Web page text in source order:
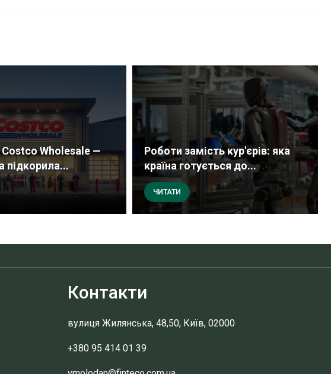
Wholesale —
підкорила...
Роботи замість кур'єрів: яка
країна готується до...
ЧИТАТИ
Контакти
вулиця Жилянська, 48,50, Київ, 02000
+380 95 414 01 39